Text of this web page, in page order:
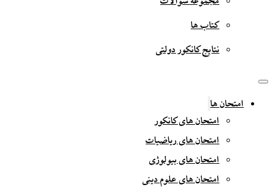
کتاب ها
نتایج کانکور دولتی
امتحان ها
امتحان های کانکور
امتحان های ریاضیات
امتحان های بیولوژی
امتحان های علوم دینی